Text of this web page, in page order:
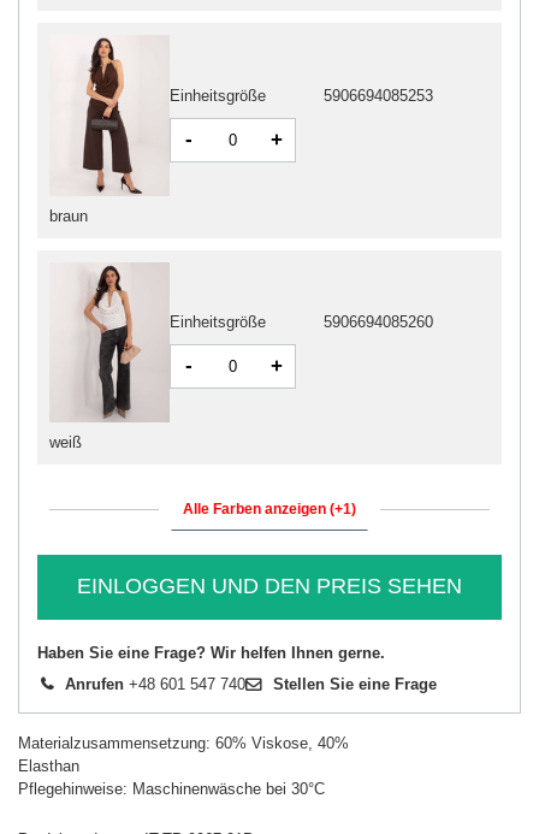
braun
Einheitsgröße 5906694085253
- +
weiß
Einheitsgröße 5906694085260
- +
Alle Farben anzeigen (+1)
EINLOGGEN UND DEN PREIS SEHEN
Haben Sie eine Frage? Wir helfen Ihnen gerne.
Anrufen +48 601 547 740 Stellen Sie eine Frage
Materialzusammensetzung: 60% Viskose, 40%
Elasthan
Pflegehinweise: Maschinenwäsche bei 30°C